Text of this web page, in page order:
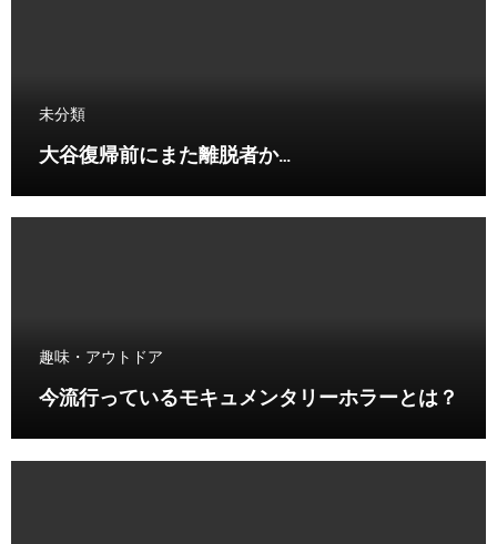
未分類
大谷復帰前にまた離脱者か…
趣味・アウトドア
今流行っているモキュメンタリーホラーとは？